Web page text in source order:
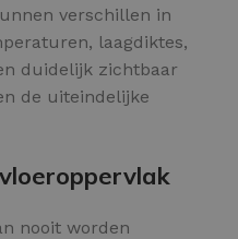
verschillen in
laagdiktes,
duidelijk zichtbaar
de uiteindelijke
nooit worden